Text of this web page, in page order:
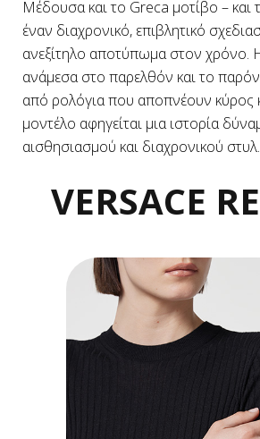
Μέδουσα και το Greca μοτίβο – και
έναν διαχρονικό, επιβλητικό
ανεξίτηλο αποτύπωμα στον χρόνο.
ανάμεσα στο παρελθόν και το
από ρολόγια που αποπνέουν κύρος
μοντέλο αφηγείται μια ιστορία
αισθησιασμού και διαχρονικού στυλ.
VERSACE